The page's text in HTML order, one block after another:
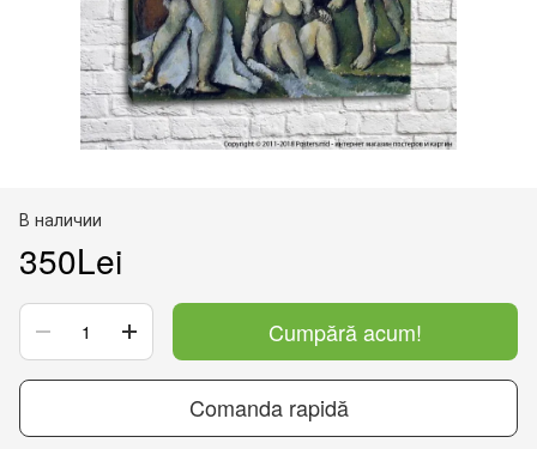
В наличии
350Lei
Cumpără acum!
Comanda rapidă